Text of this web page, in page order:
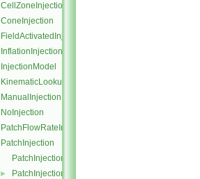
CellZoneInjection
ConeInjection
FieldActivatedInjection
InflationInjection
InjectionModel
KinematicLookupTableInjection
ManualInjection
NoInjection
PatchFlowRateInjection
PatchInjection
PatchInjection.C
►
PatchInjection.H